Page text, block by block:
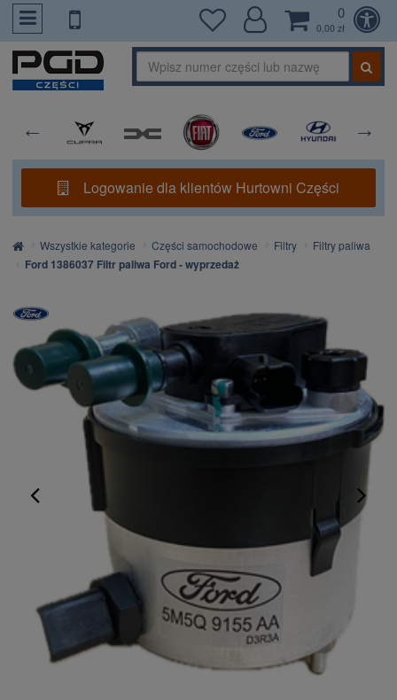
PrzejdzDoTresci
0
0,00 zł
Logowanie dla klientów Hurtowni Części
Strona
główna
Wszystkie kategorie Części samochodowe Filtry Filtry paliwa
Ford 1386037 Filtr paliwa Ford - wyprzedaż